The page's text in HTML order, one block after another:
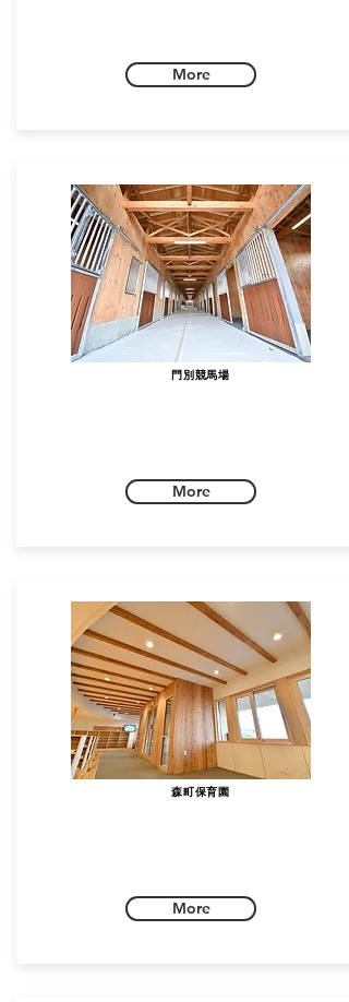
More
門別競馬場
More
森町保育園
More